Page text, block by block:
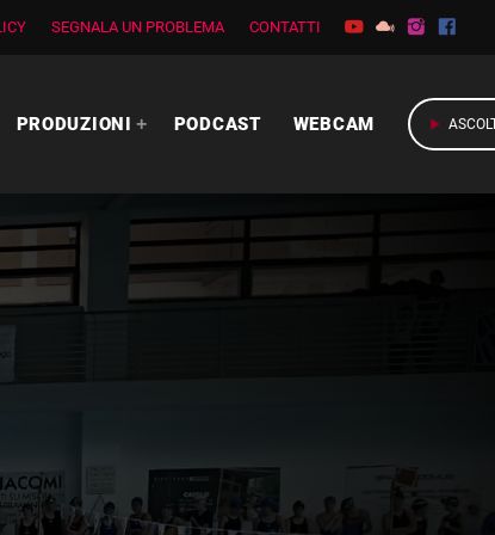
SEGNALA UN PROBLEMA CONTATTI
PRODUZIONI PODCAST WEBCAM play_arrow